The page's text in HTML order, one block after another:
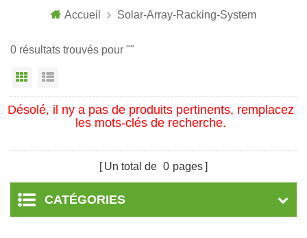
Accueil Solar-Array-Racking-System
0 résultats trouvés pour ""
Vue grille
Désolé, il ny a pas de produits pertinents, remplacez
les mots-clés de recherche.
Un total de 0 pages
CATÉGORIES